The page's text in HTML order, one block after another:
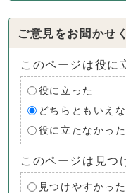
ご意見をお聞かせ
このページは役に
役に立った
どちらともいえ
役に立たなかった
このページは見つ
見つけやすかった